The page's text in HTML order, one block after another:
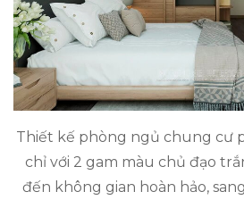
Thiết kế phòng ngủ chung cư
chỉ với 2 gam màu chủ đạo
đến không gian hoàn hảo,